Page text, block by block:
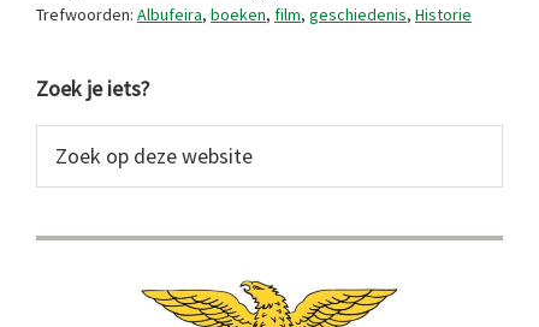
Trefwoorden: Albufeira, boeken, film, geschiedenis, Historie
Primaire
Sidebar
Zoek je iets?
op
website